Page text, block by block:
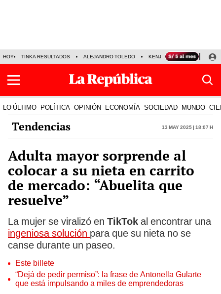
HOY TINKA RESULTADOS ALEJANDRO TOLEDO KENJI FUJIMORI
LO ÚLTIMO POLÍTICA OPINIÓN ECONOMÍA SOCIEDAD MUNDO
Tendencias 13 May 2025 | 18:07 h
Adulta mayor sorprende al
colocar a su nieta en carrito
de mercado: “Abuelita que
resuelve”
La mujer se viralizó en TikTok al encontrar una
ingeniosa solución para que su nieta no se
canse durante un paseo.
Este billete
“Dejá de pedir permiso”: la frase de Antonella Gularte
que está impulsando a miles de emprendedoras